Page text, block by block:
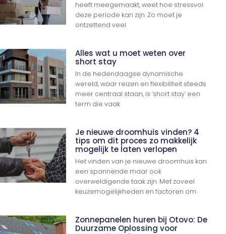
heeft meegemaakt, weet hoe stressvol
deze periode kan zijn. Zo moet je
ontzettend veel
Alles wat u moet weten over
short stay
In de hedendaagse dynamische
wereld, waar reizen en flexibiliteit steeds
meer centraal staan, is ‘short stay’ een
term die vaak
Je nieuwe droomhuis vinden? 4
tips om dit proces zo makkelijk
mogelijk te laten verlopen
Het vinden van je nieuwe droomhuis kan
een spannende maar ook
overweldigende taak zijn. Met zoveel
keuzemogelijkheden en factoren om
Zonnepanelen huren bij Otovo: De
Duurzame Oplossing voor